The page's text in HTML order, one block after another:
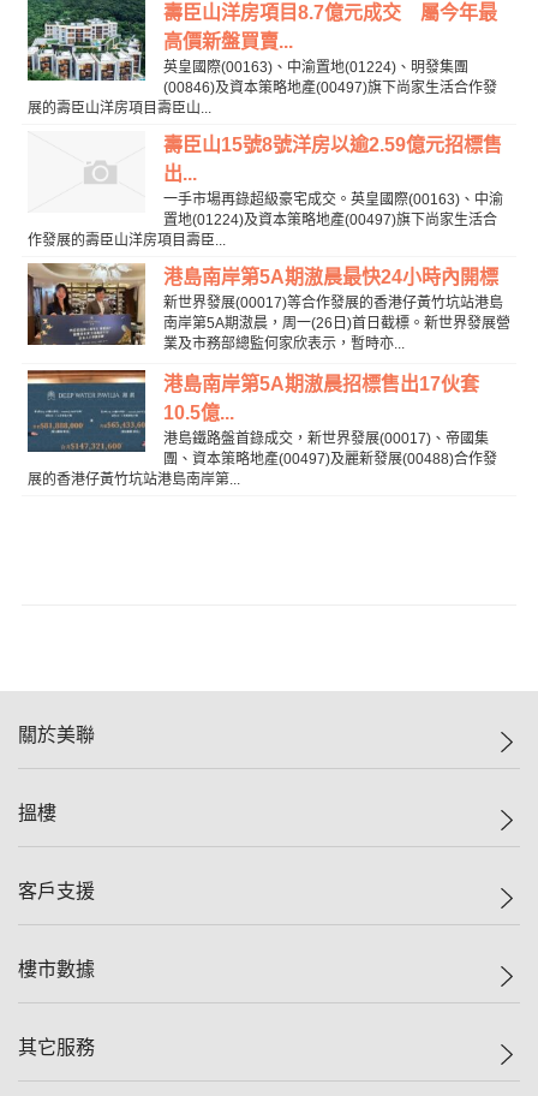
壽臣山洋房項目8.7億元成交 屬今年最
高價新盤買賣...
英皇國際(00163)、中渝置地(01224)、明發集團
(00846)及資本策略地產(00497)旗下尚家生活合作發
展的壽臣山洋房項目壽臣山...
壽臣山15號8號洋房以逾2.59億元招標售
出...
一手市場再錄超級豪宅成交。英皇國際(00163)、中渝
置地(01224)及資本策略地產(00497)旗下尚家生活合
作發展的壽臣山洋房項目壽臣...
港島南岸第5A期滶晨最快24小時內開標
新世界發展(00017)等合作發展的香港仔黃竹坑站港島
南岸第5A期滶晨，周一(26日)首日截標。新世界發展營
業及市務部總監何家欣表示，暫時亦...
港島南岸第5A期滶晨招標售出17伙套
10.5億...
港島鐵路盤首錄成交，新世界發展(00017)、帝國集
團、資本策略地產(00497)及麗新發展(00488)合作發
展的香港仔黃竹坑站港島南岸第...
關於美聯
美聯集團
人才招募
搵樓
一手新盤
減價
美聯豪宅
獨家樓盤
客戶支援
自助放盤
查詢熱線
樓市數據
樓價指數
其它服務